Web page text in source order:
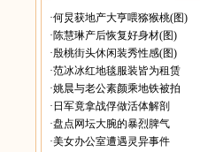
·何炅获地产大亨喂猕猴桃(图)
·陈慧琳产后恢复好身材(图)
·殷桃街头休闲装秀性感(图)
·范冰冰红地毯服装皆为租赁
·姚晨与老公素颜乘地铁被拍
· 日军竟拿战俘做活体解剖
·盘点网坛大腕的暴烈脾气
·美女办公室遭遇灵异事件